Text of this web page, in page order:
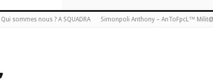
Qui sommes nous ? A SQUADRA Simonpoli Anthony – AnToFpcL™